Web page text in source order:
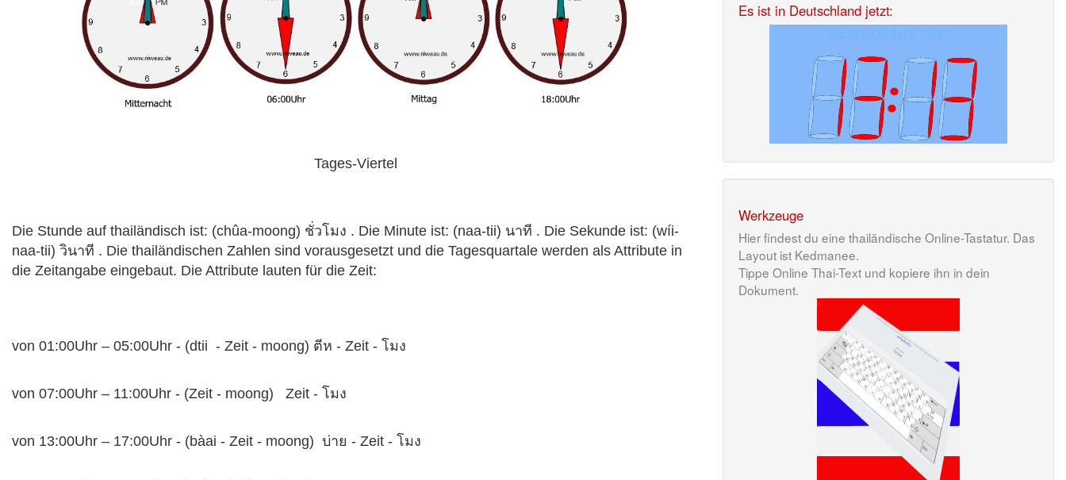
Tages-Viertel
Die Stunde auf thailändisch ist: (chûa-moong) ชั่วโมง . Die Minute ist: (naa-tii) นาที . Die Sekunde ist: (wíi-
naa-tii) วินาที . Die thailändischen Zahlen sind vorausgesetzt und die Tagesquartale werden als Attribute in
die Zeitangabe eingebaut. Die Attribute lauten für die Zeit:
von 01:00Uhr – 05:00Uhr - (dtii - Zeit - moong) ตีห - Zeit - โมง
von 07:00Uhr – 11:00Uhr - (Zeit - moong) Zeit - โมง
von 13:00Uhr – 17:00Uhr - (bàai - Zeit - moong) บ่าย - Zeit - โมง
Es ist in Deutschland jetzt:
Werkzeuge
Hier findest du eine thailändische Online-Tastatur. Das
Layout ist Kedmanee.
Tippe Online Thai-Text und kopiere ihn in dein
Dokument.